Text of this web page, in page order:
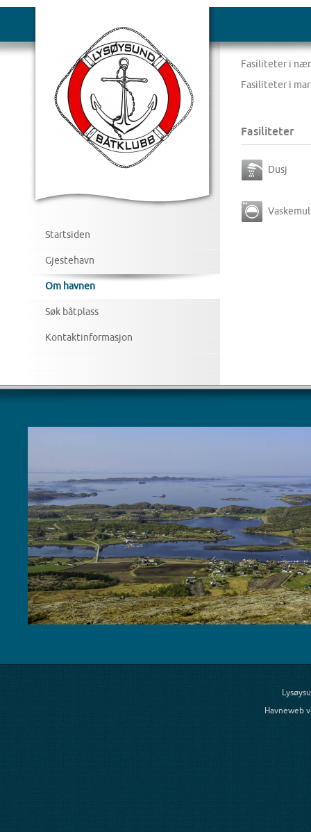
Startsiden
Gjestehavn
Om havnen
Søk båtplass
Kontaktinformasjon
Fasiliteter i
Fasiliteter i
Fasiliteter
Dusj
Havneweb